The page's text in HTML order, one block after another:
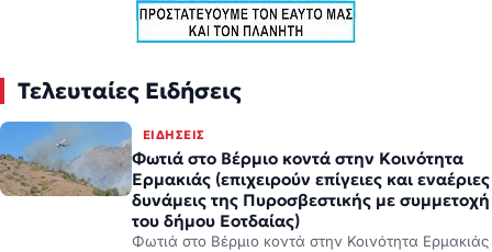
Τελευταίες Ειδήσεις
ΕΙΔΉΣΕΙΣ
Φωτιά στο Βέρμιο κοντά στην Κοινότητα
Ερμακιάς (επιχειρούν επίγειες και εναέριες
δυνάμεις της Πυροσβεστικής με συμμετοχή
του δήμου Εοτδαίας)
Φωτιά στο Βέρμιο κοντά στην Κοινότητα Ερμακιάς